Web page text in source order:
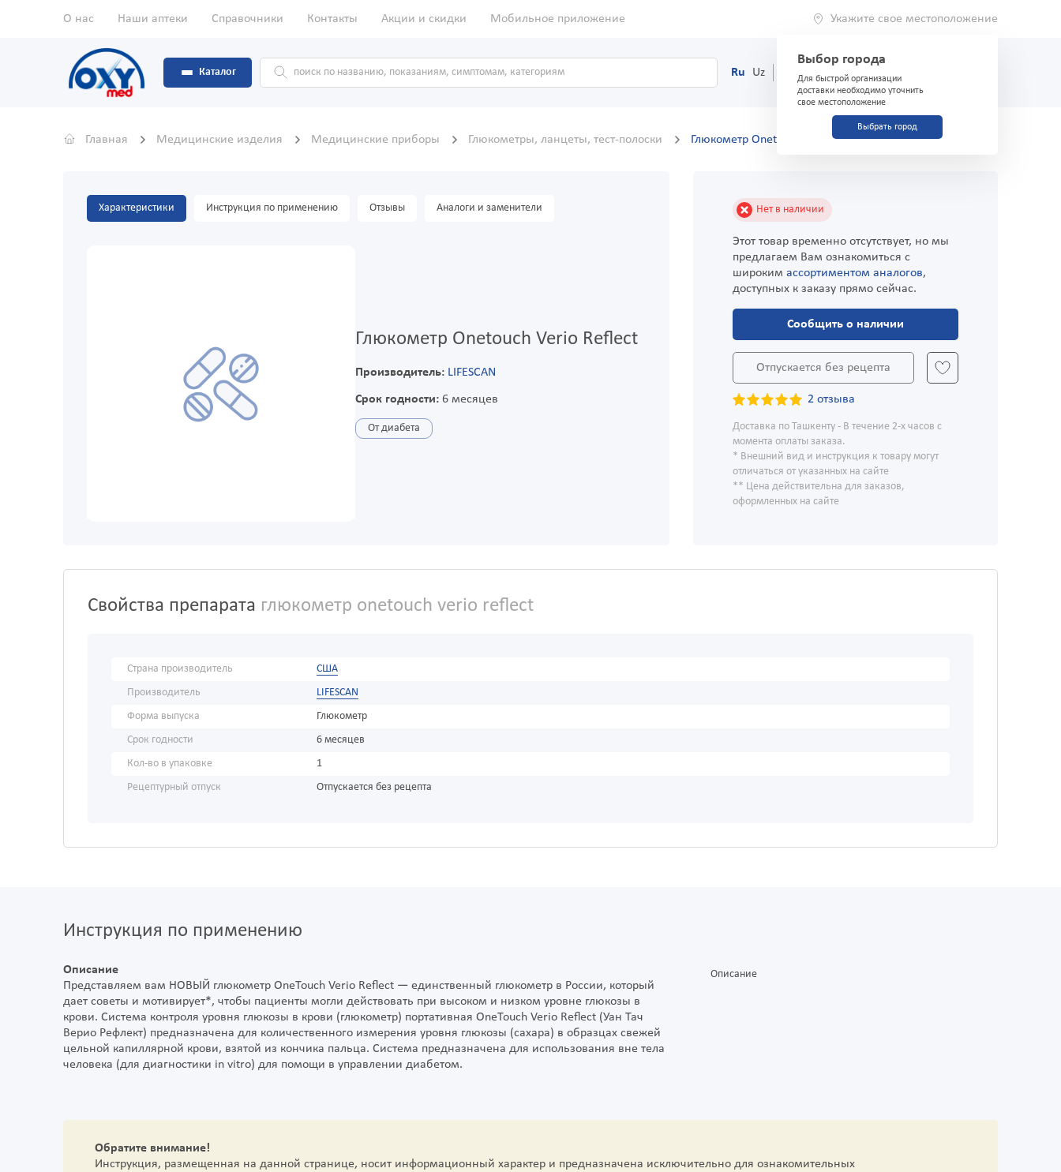
О нас Наши аптеки Справочники Контакты Акции и скидки Мобильное приложение Укажите свое местоположение
Выбор города
Для быстрой организации
доставки необходимо уточнить
свое местоположение
Выбрать город
Каталог Ru Uz (71) 200-03-03
Главная Медицинские изделия Медицинские приборы Глюкометры, ланцеты, тест-полоски Глюкометр Onetouch Verio Reflect
Характеристики Инструкция по применению Отзывы Аналоги и заменители
Глюкометр Onetouch Verio Reflect
Производитель: LIFESCAN
Срок годности:6 месяцев
От диабета
Нет в наличии
Этот товар временно отсутствует, но мы
предлагаем Вам ознакомиться с
широким ассортиментом аналогов,
доступных к заказу прямо сейчас.
Сообщить о наличии
Отпускается без рецепта
2 отзыва
Доставка по Ташкенту - В течение 2-х часов с
момента оплаты заказа.
* Внешний вид и инструкция к товару могут
отличаться от указанных на сайте
** Цена действительна для заказов,
оформленных на сайте
Свойства препарата глюкометр onetouch verio reflect
Страна производитель
США
Производитель
LIFESCAN
Форма выпуска
Глюкометр
Срок годности
6 месяцев
Кол-во в упаковке
1
Рецептурный отпуск
Отпускается без рецепта
Инструкция по применению
Описание
Представляем вам НОВЫЙ глюкометр OneTouch Verio Reflect — единственный глюкометр в России, который
дает советы и мотивирует*, чтобы пациенты могли действовать при высоком и низком уровне глюкозы в
крови. Система контроля уровня глюкозы в крови (глюкометр) портативная OneTouch Verio Reflect (Уан Тач
Верио Рефлект) предназначена для количественного измерения уровня глюкозы (сахара) в образцах свежей
цельной капиллярной крови, взятой из кончика пальца. Система предназначена для использования вне тела
человека (для диагностики in vitro) для помощи в управлении диабетом.
Описание
Обратите внимание!
Инструкция, размещенная на данной странице, носит информационный характер и предназначена исключительно для ознакомительных